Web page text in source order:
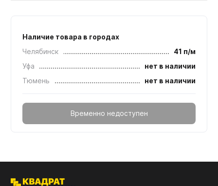
Наличие товара в городах
Челябинск
41 п/м
Уфа
нет в наличии
Тюмень
нет в наличии
Временно недоступен